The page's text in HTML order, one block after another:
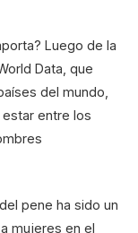
Luego de la
Data, que
del mundo,
entre los
pene ha sido un
mujeres en el